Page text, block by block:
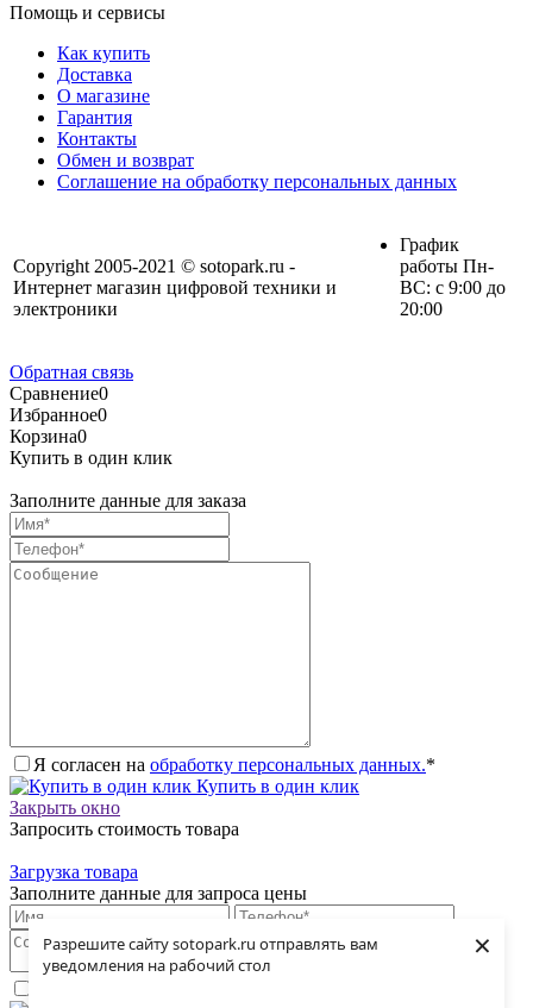
Разрешите сайту sotopark.ru отправлять вам
уведомления на рабочий стол
×
Помощь и сервисы
Как купить
Доставка
О магазине
Гарантия
Контакты
Обмен и возврат
Соглашение на обработку персональных данных
Copyright 2005-2021 © sotopark.ru -
Интернет магазин цифровой техники и
электроники
График
работы Пн-
ВС: с 9:00 до
20:00
Обратная связь
Сравнение0
Избранное0
Корзина0
Купить в один клик
Заполните данные для заказа
Я согласен на обработку персональных данных.*
Купить в один клик
Закрыть окно
Запросить стоимость товара
Загрузка товара
Заполните данные для запроса цены